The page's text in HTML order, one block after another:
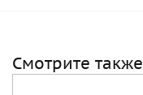
Смотрите также